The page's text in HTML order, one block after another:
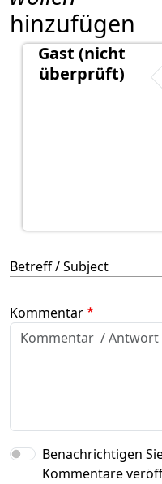
hinzufügen
Gast (nicht
überprüft)
Wie
Betreff / Subject
Kommentar
Benachrichtigen
Kommentare